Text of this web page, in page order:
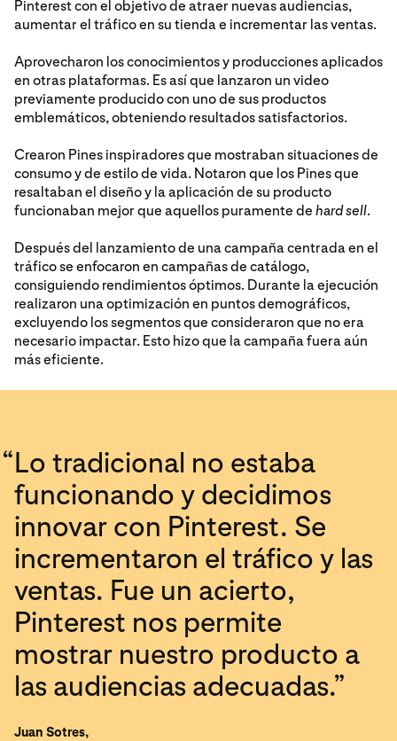
Pinterest con el objetivo de atraer nuevas audiencias,
aumentar el tráfico en su tienda e incrementar las ventas.
Aprovecharon los conocimientos y producciones aplicados
en otras plataformas. Es así que lanzaron un video
previamente producido con uno de sus productos
emblemáticos, obteniendo resultados satisfactorios.
Crearon Pines inspiradores que mostraban situaciones de
consumo y de estilo de vida. Notaron que los Pines que
resaltaban el diseño y la aplicación de su producto
funcionaban mejor que aquellos puramente de hard sell.
Después del lanzamiento de una campaña centrada en el
tráfico se enfocaron en campañas de catálogo,
consiguiendo rendimientos óptimos. Durante la ejecución
realizaron una optimización en puntos demográficos,
excluyendo los segmentos que consideraron que no era
necesario impactar. Esto hizo que la campaña fuera aún
más eficiente.
“Lo tradicional no estaba
funcionando y decidimos
innovar con Pinterest. Se
incrementaron el tráfico y las
ventas. Fue un acierto,
Pinterest nos permite
mostrar nuestro producto a
las audiencias adecuadas.”
Juan Sotres,